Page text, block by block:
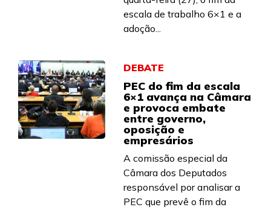
escala de trabalho 6×1 e a
adoção...
DEBATE
PEC do fim da escala
6×1 avança na Câmara
e provoca embate
entre governo,
oposição e
empresários
A comissão especial da
Câmara dos Deputados
responsável por analisar a
PEC que prevê o fim da